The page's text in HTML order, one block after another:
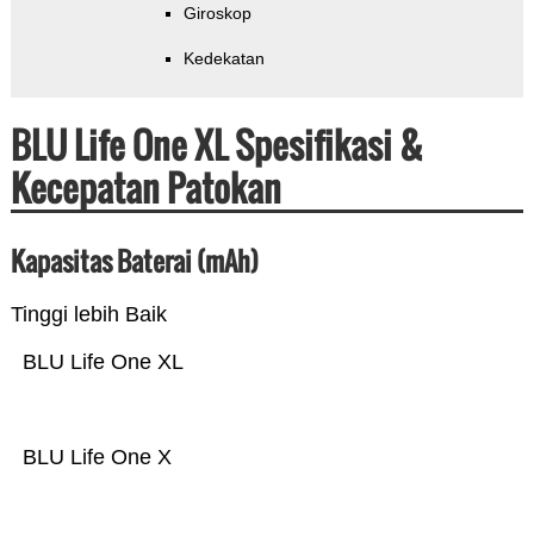
Giroskop
Kedekatan
BLU Life One XL Spesifikasi &
Kecepatan Patokan
Kapasitas Baterai (mAh)
Tinggi lebih Baik
BLU Life One X
BLU Life One XL